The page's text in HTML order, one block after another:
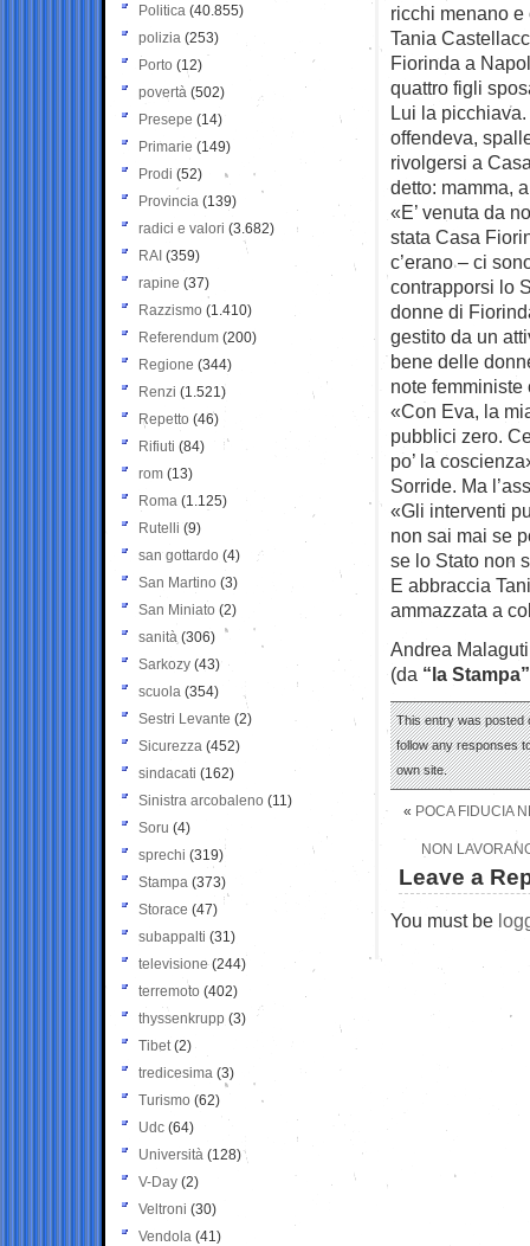
ricchi menano
Tania
Fiorinda a
quattro figli
Lui la
offendeva,
rivolgersi a
detto: mamma,
«E’ venuta da
stata Casa
c’erano – ci
contrapporsi lo
donne di
gestito da un
bene delle
note femministe
«Con Eva, la
pubblici zero.
po’ la
Sorride. Ma
«Gli interventi
non sai mai se
se lo Stato non
E abbraccia
ammazzata a
Andrea Malaguti
(da “la Stampa”
This entry was posted
follow any responses
own site.
« POCA FIDUCIA
NON
Leave a
You must be
Politica (40.855)
polizia (253)
Porto (12)
povertà (502)
Presepe (14)
Primarie (149)
Prodi (52)
Provincia (139)
radici e valori (3.682)
RAI (359)
rapine (37)
Razzismo (1.410)
Referendum (200)
Regione (344)
Renzi (1.521)
Repetto (46)
Rifiuti (84)
rom (13)
Roma (1.125)
Rutelli (9)
san gottardo (4)
San Martino (3)
San Miniato (2)
sanità (306)
Sarkozy (43)
scuola (354)
Sestri Levante (2)
Sicurezza (452)
sindacati (162)
Sinistra arcobaleno (11)
Soru (4)
sprechi (319)
Stampa (373)
Storace (47)
subappalti (31)
televisione(244)
terremoto (402)
thyssenkrupp (3)
Tibet(2)
tredicesima (3)
Turismo (62)
Udc (64)
Università (128)
V-Day (2)
Veltroni (30)
Vendola (41)